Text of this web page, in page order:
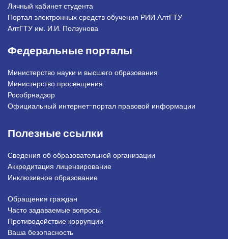
Личный кабинет студента
Портал электронных средств обучения РИИ АлтГТУ
АлтГТУ им. И.И. Ползунова
Федеральные порталы
Министерство науки и высшего образования
Министерство просвещения
Рособрнадзор
Официальный интернет-портал правовой информации
Полезные ссылки
Сведения об образовательной организации
Аккредитация лицензирование
Инклюзивное образование
Подвал_право
Обращения граждан
Часто задаваемые вопросы
Противодействие коррупции
Ваша безопасность